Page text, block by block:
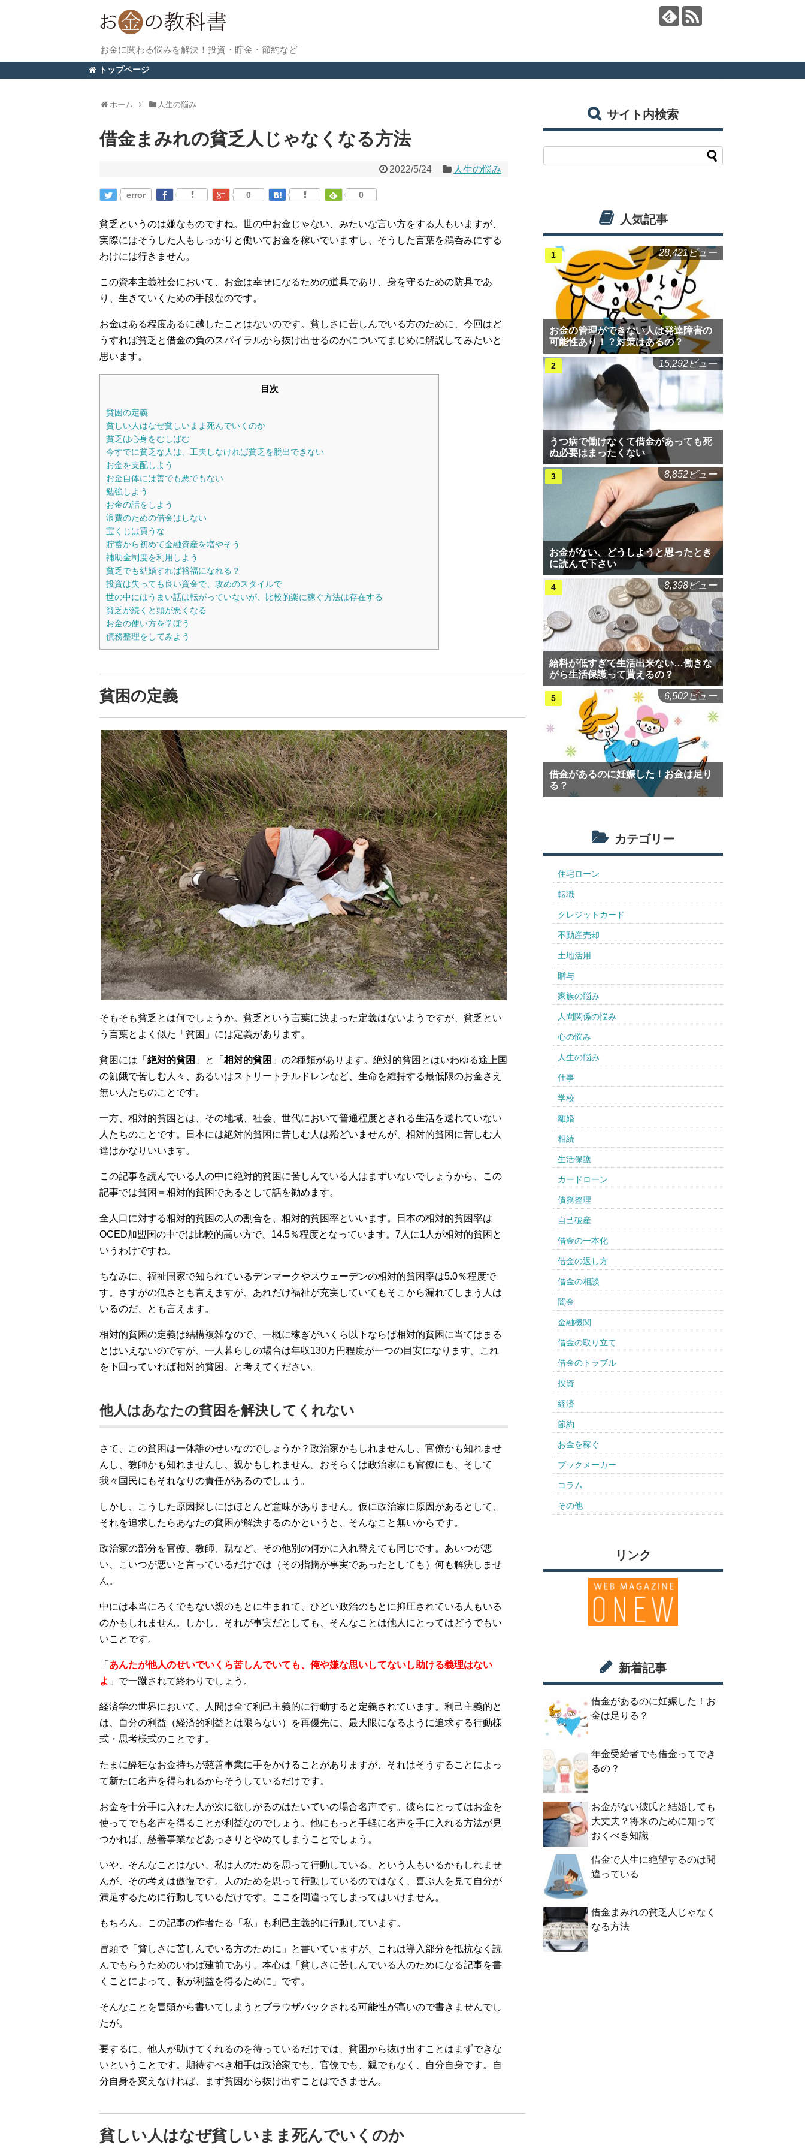
お金に関わる悩みを解決！投資・貯金・節約など
トップページ
ホーム 人生の悩み
借金まみれの貧乏人じゃなくなる方法
2022/5/24 人生の悩み
error 0 0
貧乏というのは嫌なものですね。世の中お金じゃない、みたいな言い方をする人もいますが、
実際にはそうした人もしっかりと働いてお金を稼いでいますし、そうした言葉を鵜呑みにする
わけには行きません。
この資本主義社会において、お金は幸せになるための道具であり、身を守るための防具であ
り、生きていくための手段なのです。
お金はある程度あるに越したことはないのです。貧しさに苦しんでいる方のために、今回はど
うすれば貧乏と借金の負のスパイラルから抜け出せるのかについてまじめに解説してみたいと
思います。
目次
貧困の定義
貧しい人はなぜ貧しいまま死んでいくのか
貧乏は心身をむしばむ
今すでに貧乏な人は、工夫しなければ貧乏を脱出できない
お金を支配しよう
お金自体には善でも悪でもない
勉強しよう
お金の話をしよう
浪費のための借金はしない
宝くじは買うな
貯蓄から初めて金融資産を増やそう
補助金制度を利用しよう
貧乏でも結婚すれば裕福になれる？
投資は失っても良い資金で、攻めのスタイルで
世の中にはうまい話は転がっていないが、比較的楽に稼ぐ方法は存在する
貧乏が続くと頭が悪くなる
お金の使い方を学ぼう
債務整理をしてみよう
貧困の定義
そもそも貧乏とは何でしょうか。貧乏という言葉に決まった定義はないようですが、貧乏とい
う言葉とよく似た「貧困」には定義があります。
貧困には「 絶対的貧困 」と「 相対的貧困 」の2種類があります。絶対的貧困とはいわゆる途上国
の飢餓で苦しむ人々、あるいはストリートチルドレンなど、生命を維持する最低限のお金さえ
無い人たちのことです。
一方、相対的貧困とは、その地域、社会、世代において普通程度とされる生活を送れていない
人たちのことです。日本には絶対的貧困に苦しむ人は殆どいませんが、相対的貧困に苦しむ人
達はかなりいいます。
この記事を読んでいる人の中に絶対的貧困に苦しんでいる人はまずいないでしょうから、この
記事では貧困＝相対的貧困であるとして話を勧めます。
全人口に対する相対的貧困の人の割合を、相対的貧困率といいます。日本の相対的貧困率は
OCED加盟国の中では比較的高い方で、14.5％程度となっています。7人に1人が相対的貧困と
いうわけですね。
ちなみに、福祉国家で知られているデンマークやスウェーデンの相対的貧困率は5.0％程度で
す。さすがの低さとも言えますが、あれだけ福祉が充実していてもそこから漏れてしまう人は
いるのだ、とも言えます。
相対的貧困の定義は結構複雑なので、一概に稼ぎがいくら以下ならば相対的貧困に当てはまる
とはいえないのですが、一人暮らしの場合は年収130万円程度が一つの目安になります。これ
を下回っていれば相対的貧困、と考えてください。
他人はあなたの貧困を解決してくれない
さて、この貧困は一体誰のせいなのでしょうか？政治家かもしれませんし、官僚かも知れませ
んし、教師かも知れませんし、親かもしれません。おそらくは政治家にも官僚にも、そして
我々国民にもそれなりの責任があるのでしょう。
しかし、こうした原因探しにはほとんど意味がありません。仮に政治家に原因があるとして、
それを追求したらあなたの貧困が解決するのかというと、そんなこと無いからです。
政治家の部分を官僚、教師、親など、その他別の何かに入れ替えても同じです。あいつが悪
い、こいつが悪いと言っているだけでは（その指摘が事実であったとしても）何も解決しませ
ん。
中には本当にろくでもない親のもとに生まれて、ひどい政治のもとに抑圧されている人もいる
のかもしれません。しかし、それが事実だとしても、そんなことは他人にとってはどうでもい
いことです。
「 あんたが他人のせいでいくら苦しんでいても、俺や嫌な思いしてないし助ける義理はない
よ 」で一蹴されて終わりでしょう。
経済学の世界において、人間は全て利己主義的に行動すると定義されています。利己主義的と
は、自分の利益（経済的利益とは限らない）を再優先に、最大限になるように追求する行動様
式・思考様式のことです。
たまに酔狂なお金持ちが慈善事業に手をかけることがありますが、それはそうすることによっ
て新たに名声を得られるからそうしているだけです。
お金を十分手に入れた人が次に欲しがるのはたいていの場合名声です。彼らにとってはお金を
使ってでも名声を得ることが利益なのでしょう。他にもっと手軽に名声を手に入れる方法が見
つかれば、慈善事業などあっさりとやめてしまうことでしょう。
いや、そんなことはない、私は人のためを思って行動している、という人もいるかもしれませ
んが、その考えは傲慢です。人のためを思って行動しているのではなく、喜ぶ人を見て自分が
満足するために行動しているだけです。ここを間違ってしまってはいけません。
もちろん、この記事の作者たる「私」も利己主義的に行動しています。
冒頭で「貧しさに苦しんでいる方のために」と書いていますが、これは導入部分を抵抗なく読
んでもらうためのいわば建前であり、本心は「貧しさに苦しんでいる人のためになる記事を書
くことによって、私が利益を得るために」です。
そんなことを冒頭から書いてしまうとブラウザバックされる可能性が高いので書きませんでし
たが。
要するに、他人が助けてくれるのを待っているだけでは、貧困から抜け出すことはまずできな
いということです。期待すべき相手は政治家でも、官僚でも、親でもなく、自分自身です。自
分自身を変えなければ、まず貧困から抜け出すことはできません。
貧しい人はなぜ貧しいまま死んでいくのか
サイト内検索
人気記事
お金の管理ができない人は発達障害の
可能性あり！？対策はあるの？
28,421ビュー
うつ病で働けなくて借金があっても死
ぬ必要はまったくない
15,292ビュー
お金がない、どうしようと思ったとき
に読んで下さい
8,852ビュー
給料が低すぎて生活出来ない…働きな
がら生活保護って貰えるの？
8,398ビュー
借金があるのに妊娠した！お金は足り
る？
6,502ビュー
カテゴリー
住宅ローン
転職
クレジットカード
不動産売却
土地活用
贈与
家族の悩み
人間関係の悩み
心の悩み
人生の悩み
仕事
学校
離婚
相続
生活保護
カードローン
債務整理
自己破産
借金の一本化
借金の返し方
借金の相談
闇金
金融機関
借金の取り立て
借金のトラブル
投資
経済
節約
お金を稼ぐ
ブックメーカー
コラム
その他
リンク
新着記事
借金があるのに妊娠した！お
金は足りる？
年金受給者でも借金ってでき
るの？
お金がない彼氏と結婚しても
大丈夫？将来のために知って
おくべき知識
借金で人生に絶望するのは間
違っている
借金まみれの貧乏人じゃなく
なる方法